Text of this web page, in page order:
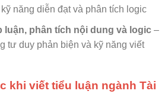
năng diễn đạt và phân tích logic
luận, phân tích nội dung và logic–
tư duy phản biện và kỹ năng viết
khi viết tiểu luận ngành Tài